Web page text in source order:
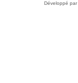
Développé par